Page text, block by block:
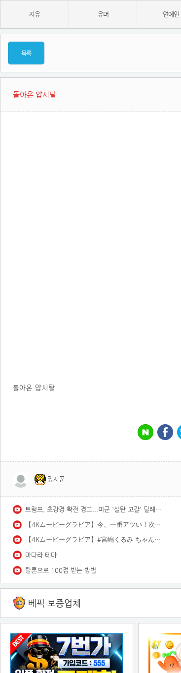
자유 유머 연예인
목록
돌아온 얍시탈
돌아온 얍시탈
장사꾼
트럼프, 초강경 확전 경고...미군 '실탄 고갈' 딜레마 / YTN
【4Kムービーグラビア】今、一番アツい！次世代グラビアクイーン #白濱美兎 ちゃんのふわふわマシュマロ＆ダイナマイトボディがはじける！初夏の海＆プールでの水着撮影に最高画質で没入密着！【メイキング】
【4Kムービーグラビア】#宮嶋くるみ ちゃんと過ごす夏の始まり！“きゅるんっ！”としたクリクリの瞳と人懐っこい笑顔の小動物系愛されガールのキュートな水着撮影に最高画質で没入密着！【メイキング】
마다라 테마
탈론으로 100점 받는 방법
베픽 보증업체